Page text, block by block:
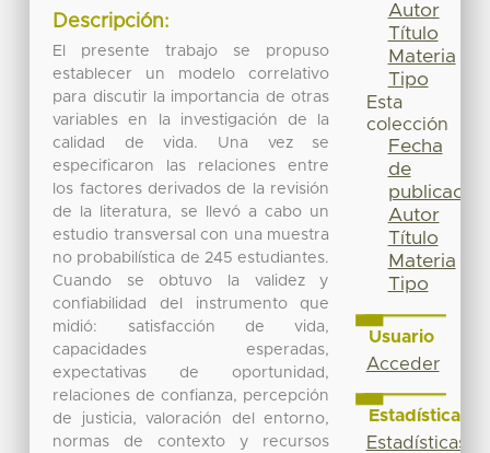
Descripción:
El presente trabajo se propuso
establecer un modelo correlativo
para discutir la importancia de otras
variables en la investigación de la
calidad de vida. Una vez se
especificaron las relaciones entre
los factores derivados de la revisión
de la literatura, se llevó a cabo un
estudio transversal con una muestra
no probabilística de 245 estudiantes.
Cuando se obtuvo la validez y
confiabilidad del instrumento que
midió: satisfacción de vida,
capacidades esperadas,
expectativas de oportunidad,
relaciones de confianza, percepción
de justicia, valoración del entorno,
normas de contexto y recursos
Autor
Título
Materia
Tipo
Esta
colección
Fecha
de
publicación
Autor
Título
Materia
Tipo
Usuario
Acceder
Estadísticas
Estadísticas